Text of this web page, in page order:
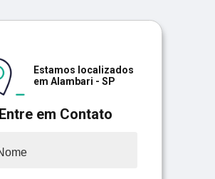
Entre em Contato
Estamos localizados
em Alambari - SP